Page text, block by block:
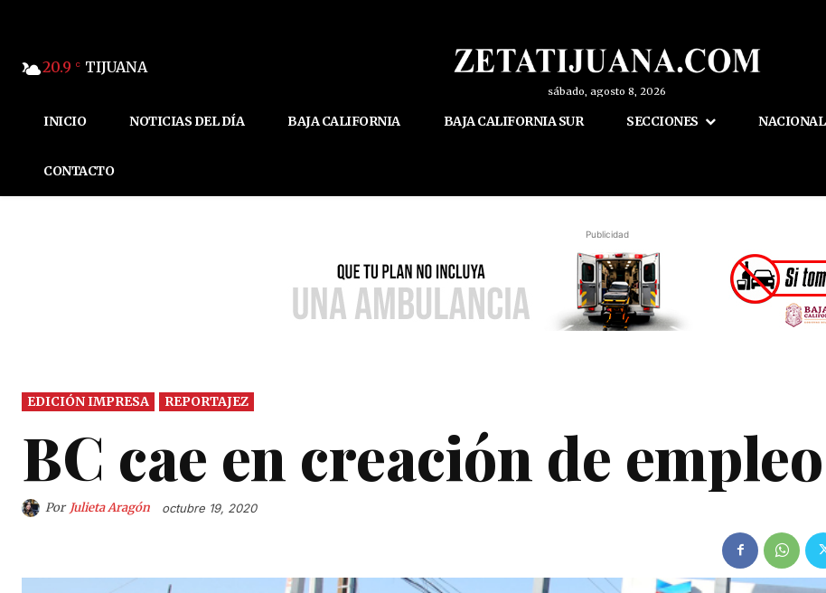
20.9 C TIJUANA
sábado, agosto 8, 2026
INICIO NOTICIAS DEL DÍA BAJA CALIFORNIA BAJA CALIFORNIA SUR SECCIONES NACIONAL
CONTACTO
Publicidad
EDICIÓN IMPRESA REPORTAJEZ
BC cae en creación de empleo
Por Julieta Aragón octubre 19, 2020